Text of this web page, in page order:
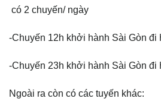
có 2 chuyến/ ngày
-Chuyến 12h khởi hành Sài Gòn đi
-Chuyến 23h khởi hành Sài Gòn đi
Ngoài ra còn có các tuyến khác: